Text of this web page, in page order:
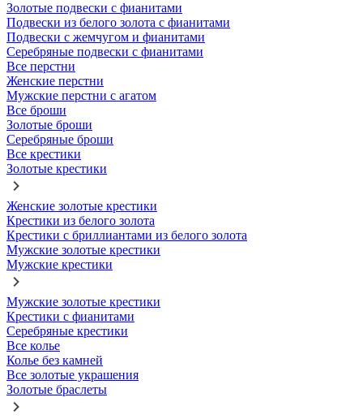
Золотые подвески с фианитами
Подвески из белого золота с фианитами
Подвески с жемчугом и фианитами
Серебряные подвески с фианитами
Все перстни
Женские перстни
Мужские перстни с агатом
Все броши
Золотые броши
Серебряные броши
Все крестики
Золотые крестики
Женские золотые крестики
Крестики из белого золота
Крестики с бриллиантами из белого золота
Мужские золотые крестики
Мужские крестики
Мужские золотые крестики
Крестики с фианитами
Серебряные крестики
Все колье
Колье без камней
Все золотые украшения
Золотые браслеты